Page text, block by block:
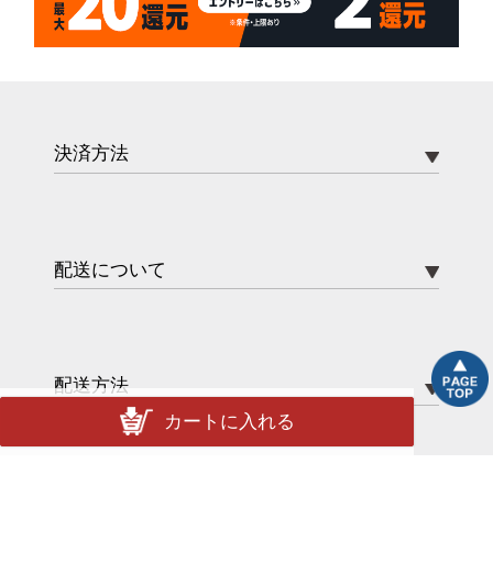
カートに入れる
決済方法
配送について
配送方法